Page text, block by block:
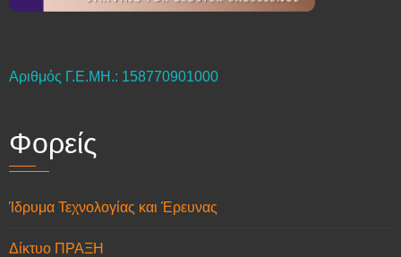
Αριθμός Γ.Ε.ΜΗ.: 158770901000
Φορείς
Ίδρυμα Τεχνολογίας και Έρευνας
Δίκτυο ΠΡΑΞΗ